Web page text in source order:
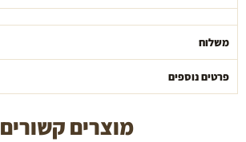
אבנים
ודקורציה
ס"מ
משלוח
פרטים נוספים
מוצרים קשורים